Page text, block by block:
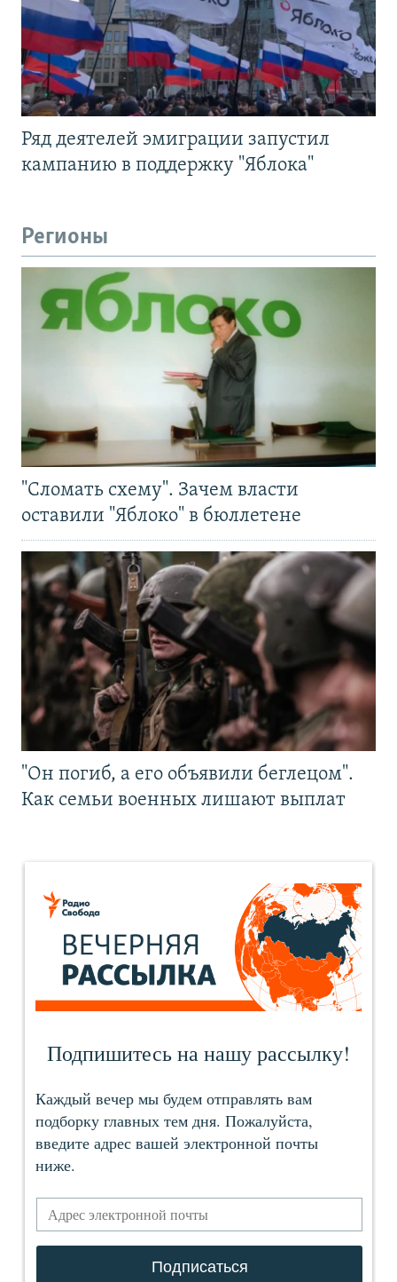
Ряд деятелей эмиграции запустил
кампанию в поддержку "Яблока"
Регионы
"Сломать схему". Зачем власти
оставили "Яблоко" в бюллетене
"Он погиб, а его объявили беглецом".
Как семьи военных лишают выплат